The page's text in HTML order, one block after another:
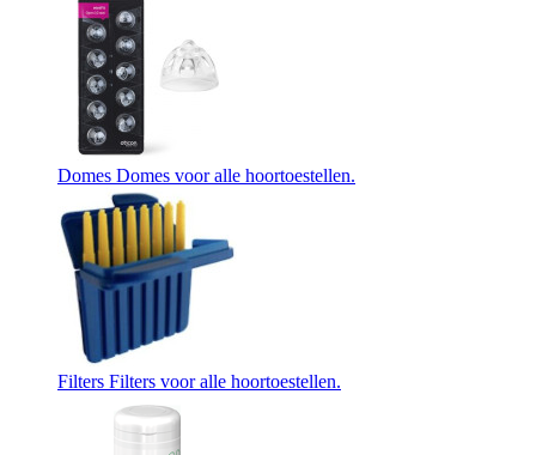
Domes Domes voor alle hoortoestellen.
Filters Filters voor alle hoortoestellen.